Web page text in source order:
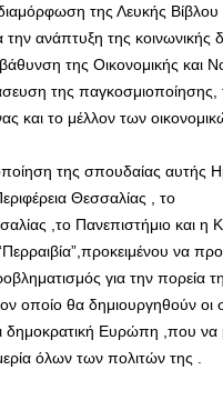
της Λευκής Βίβλου
την ανάπτυξη της κοινωνικής
της Οικονομικής και
της παγκοσμιοποίησης,
και το μέλλον των
της σπουδαίας αυτής
Θεσσαλίας , το
,το Πανεπιστήμιο και η
να
για την πορεία
οποίο θα δημιουργηθούν οι
δημοκρατική Ευρώπη ,που να
όλων των πολιτών της .